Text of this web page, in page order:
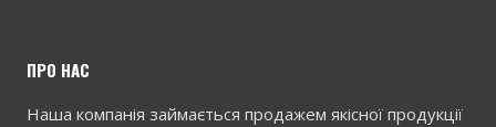
ПРО НАС
Наша компанія займається продажем якісної продукції